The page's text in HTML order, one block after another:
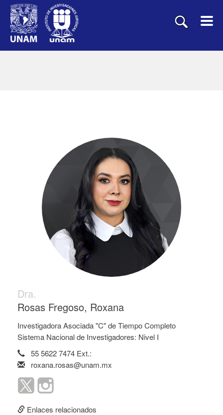
Dra.
Rosas Fregoso, Roxana
Investigadora Asociada "C" de Tiempo Completo
Sistema Nacional de Investigadores: Nivel I
55 5622 7474 Ext.:
roxana.rosas@unam.mx
Enlaces relacionados